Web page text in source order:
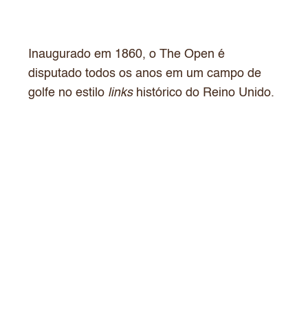
Inaugurado em 1860, o The Open é
disputado todos os anos em um campo de
golfe no estilo linkshistórico do Reino Unido.